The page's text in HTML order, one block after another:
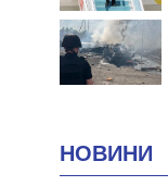
НОВИНИ